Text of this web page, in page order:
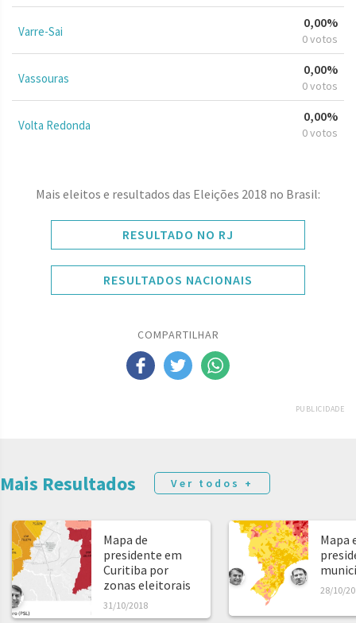
Varre-Sai
0,00%
0 votos
Vassouras
0,00%
0 votos
Volta Redonda
0,00%
0 votos
Mais eleitos e resultados das Eleições 2018 no Brasil:
RESULTADO NO RJ
RESULTADOS NACIONAIS
COMPARTILHAR
PUBLICIDADE
Mais Resultados Ver todos +
Mapa de
presidente em
Curitiba por
zonas eleitorais
31/10/2018
Mapa
28/10/